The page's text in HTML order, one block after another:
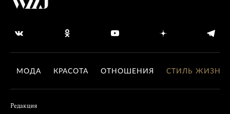
МОДА КРАСОТА ОТНОШЕНИЯ СТИЛЬ ЖИЗНИ
Редакция